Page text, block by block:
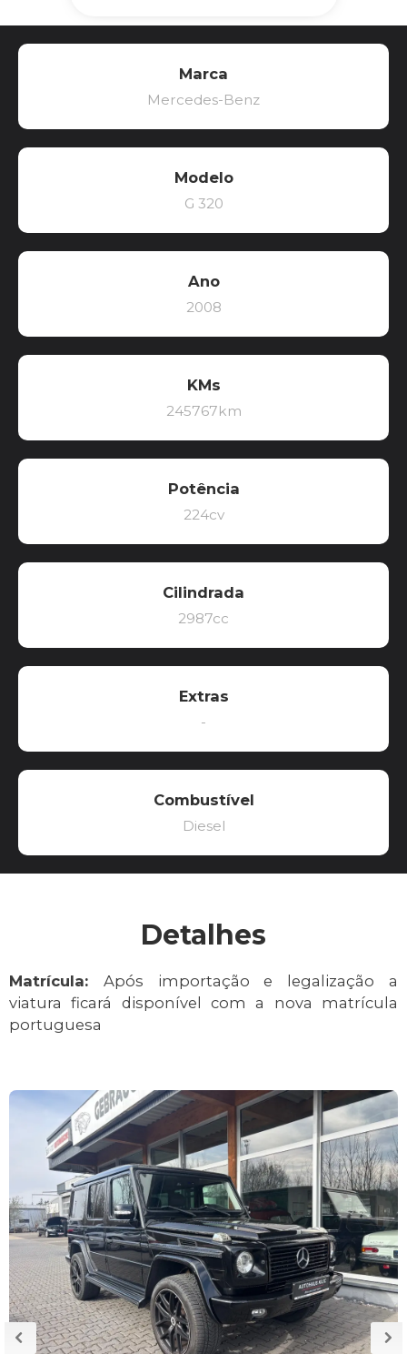
Marca
Mercedes-Benz
Modelo
G 320
Ano
2008
KMs
245767km
Potência
224cv
Cilindrada
2987cc
Extras
-
Combustível
Diesel
Detalhes
Matrícula: Após importação e legalização a
viatura ficará disponível com a nova matrícula
portuguesa